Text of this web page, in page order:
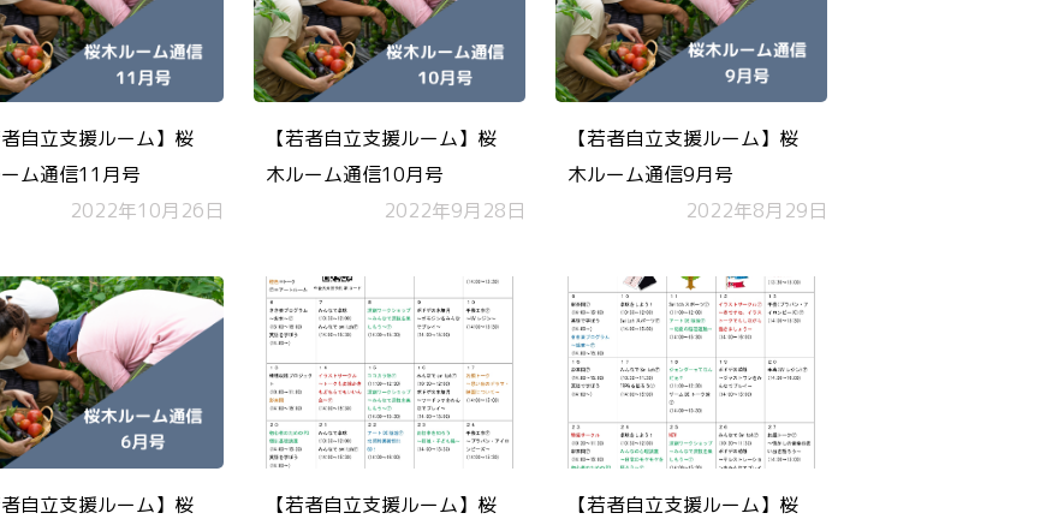
者自立支援ルーム】桜
ム通信11月号
2022年10月26日
【若者自立支援ルーム】桜
木ルーム通信10月号
2022年9月28日
【若者自立支援ルーム】桜
木ルーム通信9月号
2022年8月29日
者自立支援ルーム】桜
【若者自立支援ルーム】桜
【若者自立支援ルーム】桜